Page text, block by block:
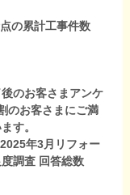
の累計工事件数
のお客さまアンケ
のお客さまにご満
す。
年3月リフォー
調査 回答総数